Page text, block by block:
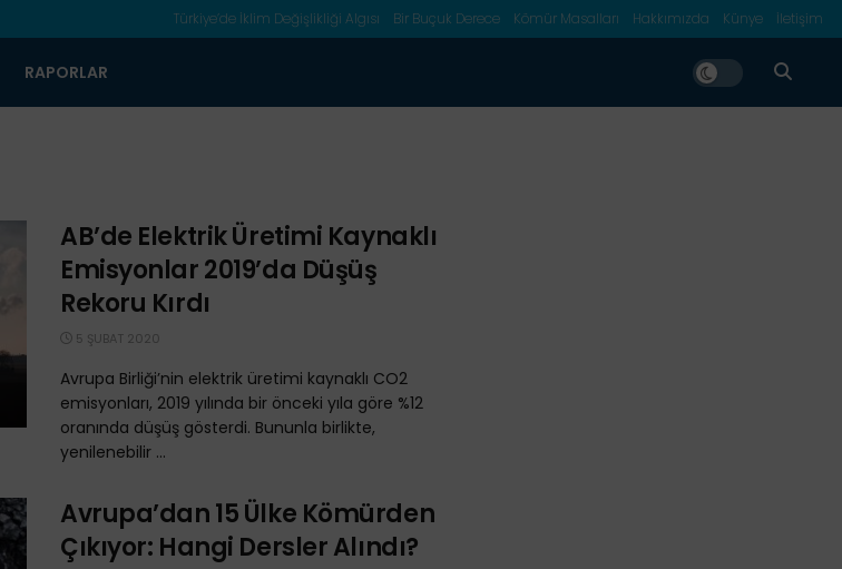
Türkiye’de İklim Değişlikliği Algısı Bir Buçuk Derece Kömür Masalları Hakkımızda Künye İletişim
RAPORLAR
AB’de Elektrik Üretimi Kaynaklı
Emisyonlar 2019’da Düşüş
Rekoru Kırdı
5 ŞUBAT 2020
Avrupa Birliği’nin elektrik üretimi kaynaklı CO2
emisyonları, 2019 yılında bir önceki yıla göre %12
oranında düşüş gösterdi. Bununla birlikte,
yenilenebilir ...
Avrupa’dan 15 Ülke Kömürden
Çıkıyor: Hangi Dersler Alındı?